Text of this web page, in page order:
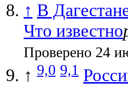
↑ В
Что известно
Проверено 24
↑ 9,0 9,1